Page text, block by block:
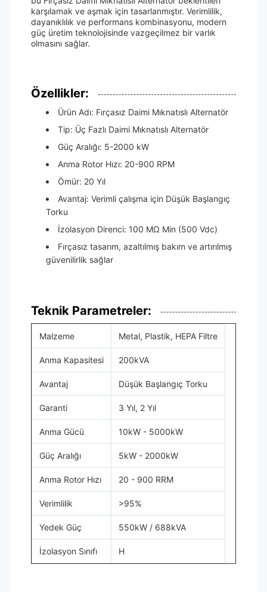
karşılamak ve aşmak için tasarlanmıştır. Verimlilik,
dayanıklılık ve performans kombinasyonu, modern
güç üretim teknolojisinde vazgeçilmez bir varlık
olmasını sağlar.
Özellikler:
Ürün Adı: Fırçasız Daimi Mıknatıslı Alternatör
Tip: Üç Fazlı Daimi Mıknatıslı Alternatör
Güç Aralığı: 5-2000 kW
Anma Rotor Hızı: 20-900 RPM
Ömür: 20 Yıl
Avantaj: Verimli çalışma için Düşük Başlangıç
Torku
İzolasyon Direnci: 100 MΩ Min (500 Vdc)
Fırçasız tasarım, azaltılmış bakım ve artırılmış
güvenilirlik sağlar
Teknik Parametreler:
Malzeme Metal, Plastik, HEPA Filtre
Anma Kapasitesi 200kVA
Avantaj Düşük Başlangıç Torku
Garanti 3 Yıl, 2 Yıl
Anma Gücü 10kW - 5000kW
Güç Aralığı 5kW - 2000kW
Anma Rotor Hızı 20 - 900 RRM
Verimlilik >95%
Yedek Güç 550kW / 688kVA
İzolasyon Sınıfı H